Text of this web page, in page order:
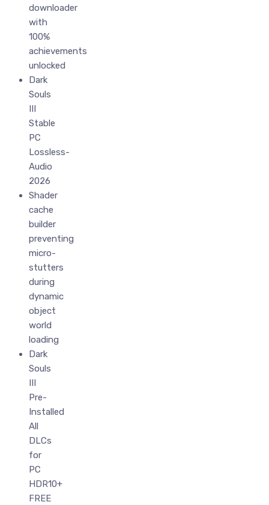
downloader
with
100%
achievements
unlocked
Dark
Souls
III
Stable
PC
Lossless-
Audio
2026
Shader
cache
builder
preventing
micro-
stutters
during
dynamic
object
world
loading
Dark
Souls
III
Pre-
Installed
All
DLCs
for
PC
HDR10+
FREE